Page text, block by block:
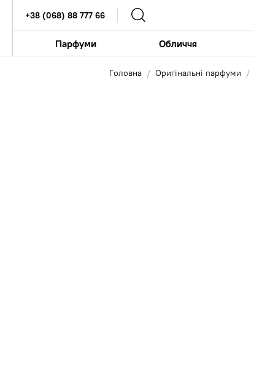
+38 (068) 88 777 66
Парфуми Обличчя
Головна Оригінальні парфуми